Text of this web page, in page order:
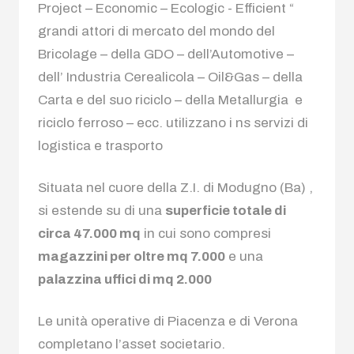
Project – Economic – Ecologic - Efficient “
grandi attori di mercato del mondo del
Bricolage – della GDO – dell’Automotive –
dell’ Industria Cerealicola – Oil&Gas – della
Carta e del suo riciclo – della Metallurgia e
riciclo ferroso – ecc. utilizzano i ns servizi di
logistica e trasporto
Situata nel cuore della Z.I. di Modugno (Ba) ,
si estende su di una superficie totale di
circa 47.000 mq in cui sono compresi
magazzini per oltre mq 7.000 e una
palazzina uffici di mq 2.000
Le unità operative di Piacenza e di Verona
completano l’asset societario.